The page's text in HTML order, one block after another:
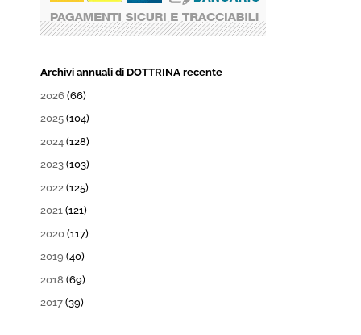
Archivi annuali di DOTTRINA recente
2026 (66)
2025 (104)
2024 (128)
2023 (103)
2022 (125)
2021 (121)
2020 (117)
2019 (40)
2018 (69)
2017 (39)